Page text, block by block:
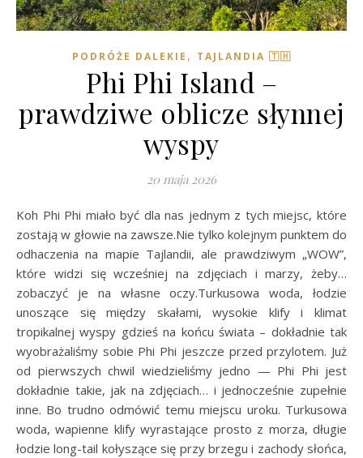
PODRÓŻE DALEKIE , TAJLANDIA 🇹🇭
Phi Phi Island –
prawdziwe oblicze słynnej
wyspy
20 maja 2026
Koh Phi Phi miało być dla nas jednym z tych miejsc, które
zostają w głowie na zawsze.Nie tylko kolejnym punktem do
odhaczenia na mapie Tajlandii, ale prawdziwym „WOW”,
które widzi się wcześniej na zdjęciach i marzy, żeby…
zobaczyć je na własne oczy.Turkusowa woda, łodzie
unoszące się między skałami, wysokie klify i klimat
tropikalnej wyspy gdzieś na końcu świata – dokładnie tak
wyobrażaliśmy sobie Phi Phi jeszcze przed przylotem. Już
od pierwszych chwil wiedzieliśmy jedno — Phi Phi jest
dokładnie takie, jak na zdjęciach… i jednocześnie zupełnie
inne. Bo trudno odmówić temu miejscu uroku. Turkusowa
woda, wapienne klify wyrastające prosto z morza, długie
łodzie long-tail kołyszące się przy brzegu i zachody słońca,